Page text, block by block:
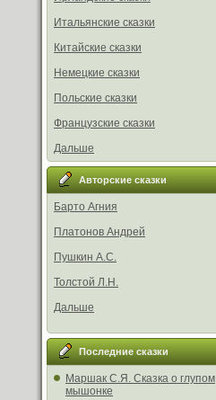
Итальянские сказки
Китайские сказки
Немецкие сказки
Польские сказки
Французские сказки
Дальше
Авторские сказки
Барто Агния
Платонов Андрей
Пушкин А.С.
Толстой Л.Н.
Дальше
Последние сказки
Маршак С.Я. Сказка о глупом
мышонке